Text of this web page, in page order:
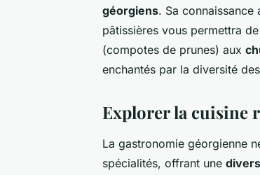
géorgiens. Sa
pâtissières vous permettra
(compotes de prunes) aux
enchantés par la diversité
Explorer la cuisine
La gastronomie géorgienne
spécialités, offrant une